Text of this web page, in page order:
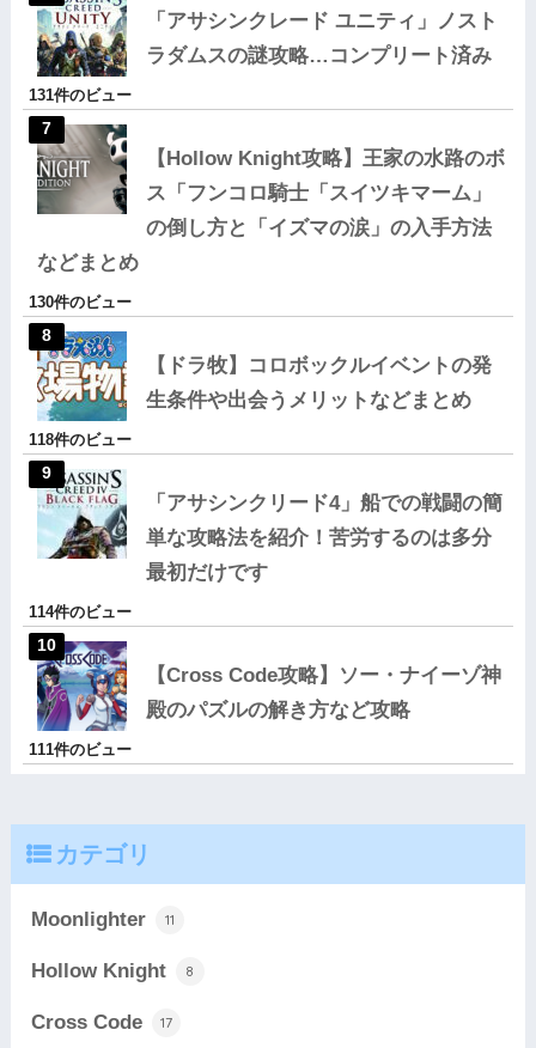
「アサシンクレード ユニティ」ノスト
ラダムスの謎攻略…コンプリート済み
131件のビュー
【Hollow Knight攻略】王家の水路のボ
ス「フンコロ騎士「スイツキマーム」
の倒し方と「イズマの涙」の入手方法
などまとめ
130件のビュー
【ドラ牧】コロボックルイベントの発
生条件や出会うメリットなどまとめ
118件のビュー
「アサシンクリード4」船での戦闘の簡
単な攻略法を紹介！苦労するのは多分
最初だけです
114件のビュー
【Cross Code攻略】ソー・ナイーゾ神
殿のパズルの解き方など攻略
111件のビュー
カテゴリ
Moonlighter 11
Hollow Knight 8
Cross Code 17